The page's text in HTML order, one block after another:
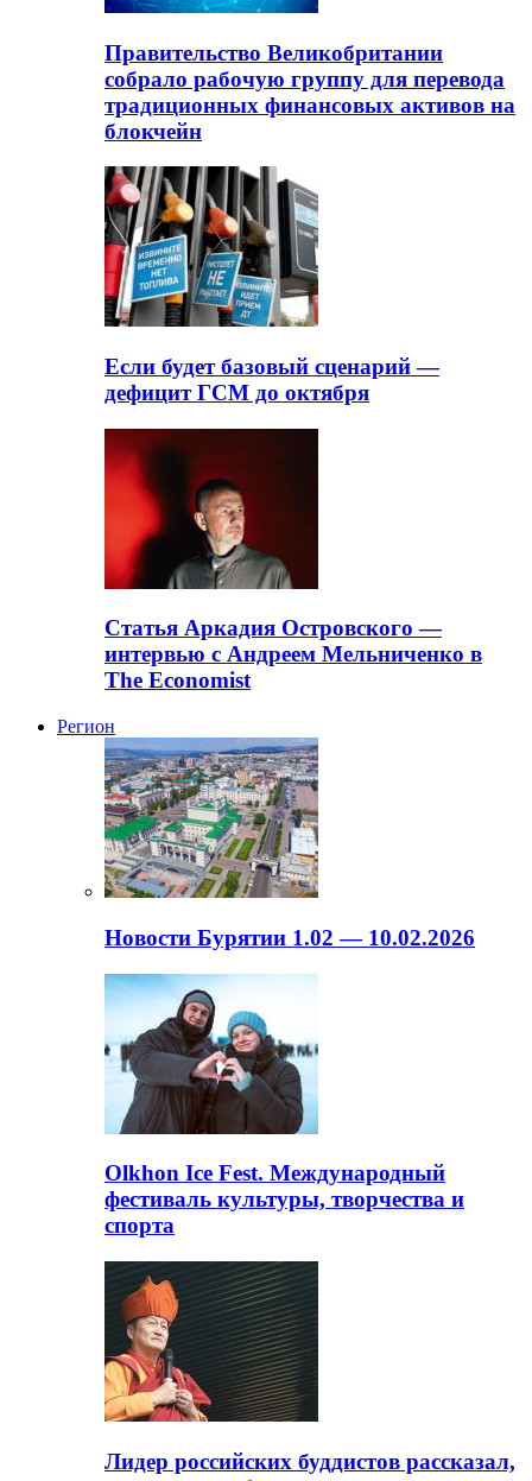
Правительство Великобритании
собрало рабочую группу для перевода
традиционных финансовых активов на
блокчейн
Если будет базовый сценарий —
дефицит ГСМ до октября
Статья Аркадия Островского —
интервью с Андреем Мельниченко в
The Economist
Регион
Новости Бурятии 1.02 — 10.02.2026
Olkhon Ice Fest. Международный
фестиваль культуры, творчества и
спорта
Лидер российских буддистов рассказал,